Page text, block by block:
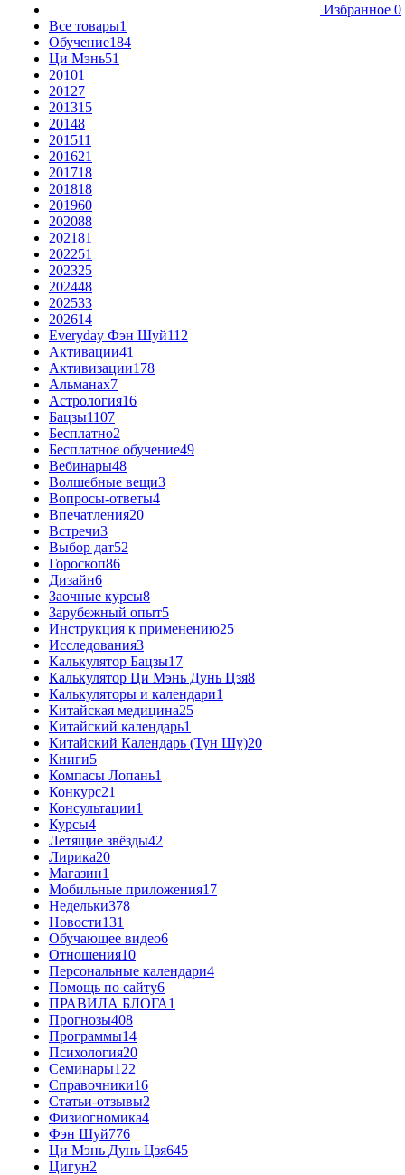
Избранное 0
Все товары1
Обучение184
Ци Мэнь51
20101
20127
201315
20148
201511
201621
201718
201818
201960
202088
202181
202251
202325
202448
202533
202614
Everyday Фэн Шуй112
Активации41
Активизации178
Альманах7
Астрология16
Бацзы1107
Бесплатно2
Бесплатное обучение49
Вебинары48
Волшебные вещи3
Вопросы-ответы4
Впечатления20
Встречи3
Выбор дат52
Гороскоп86
Дизайн6
Заочные курсы8
Зарубежный опыт5
Инструкция к применению25
Исследования3
Калькулятор Бацзы17
Калькулятор Ци Мэнь Дунь Цзя8
Калькуляторы и календари1
Китайская медицина25
Китайский календарь1
Китайский Календарь (Тун Шу)20
Книги5
Компасы Лопань1
Конкурс21
Консультации1
Курсы4
Летящие звёзды42
Лирика20
Магазин1
Мобильные приложения17
Недельки378
Новости131
Обучающее видео6
Отношения10
Персональные календари4
Помощь по сайту6
ПРАВИЛА БЛОГА1
Прогнозы408
Программы14
Психология20
Семинары122
Справочники16
Статьи-отзывы2
Физиогномика4
Фэн Шуй776
Ци Мэнь Дунь Цзя645
Цигун2